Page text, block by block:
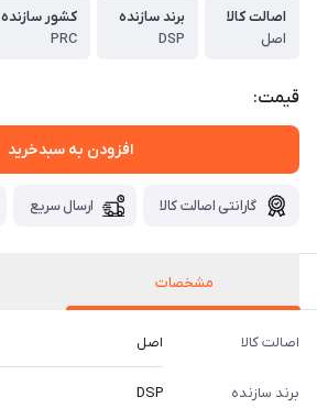
اصالت کالا
اصل
برند سازنده
DSP
کشور سازنده
PRC
قیمت:
افزودن به سبدخرید
گارانتی اصالت کالا ارسال سریع
مشخصات
اصالت کالا اصل
برند سازنده DSP